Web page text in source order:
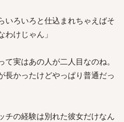
いろいろと仕込まれちゃえばそ
けじゃん」
て実はあの人が二人目なのね。
長かったけどやっぱり普通だっ
チの経験は別れた彼女だけなん